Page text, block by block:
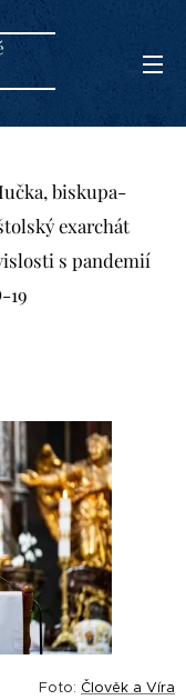
biskupa-
exarchát
s pandemií
19
Foto: Člověk a Víra